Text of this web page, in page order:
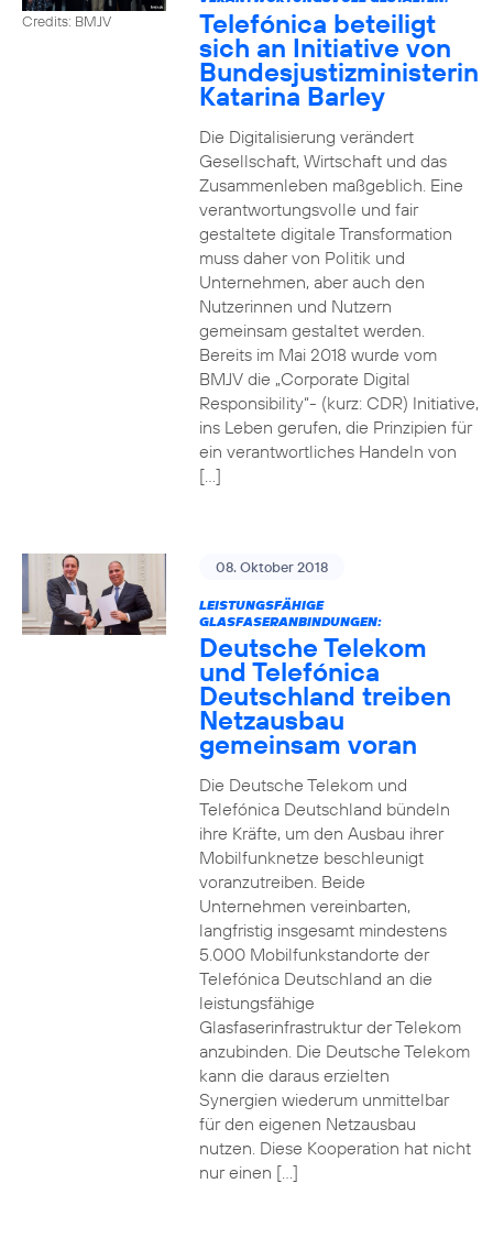
Credits: BMJV Telefónica beteiligt
sich an Initiative von
Bundesjustizministerin
Katarina Barley
Die Digitalisierung verändert
Gesellschaft, Wirtschaft und das
Zusammenleben maßgeblich. Eine
verantwortungsvolle und fair
gestaltete digitale Transformation
muss daher von Politik und
Unternehmen, aber auch den
Nutzerinnen und Nutzern
gemeinsam gestaltet werden.
Bereits im Mai 2018 wurde vom
BMJV die „Corporate Digital
Responsibility“- (kurz: CDR) Initiative,
ins Leben gerufen, die Prinzipien für
ein verantwortliches Handeln von
[…]
08. Oktober 2018
LEISTUNGSFÄHIGE
GLASFASERANBINDUNGEN:
Deutsche Telekom
und Telefónica
Deutschland treiben
Netzausbau
gemeinsam voran
Die Deutsche Telekom und
Telefónica Deutschland bündeln
ihre Kräfte, um den Ausbau ihrer
Mobilfunknetze beschleunigt
voranzutreiben. Beide
Unternehmen vereinbarten,
langfristig insgesamt mindestens
5.000 Mobilfunkstandorte der
Telefónica Deutschland an die
leistungsfähige
Glasfaserinfrastruktur der Telekom
anzubinden. Die Deutsche Telekom
kann die daraus erzielten
Synergien wiederum unmittelbar
für den eigenen Netzausbau
nutzen. Diese Kooperation hat nicht
nur einen […]